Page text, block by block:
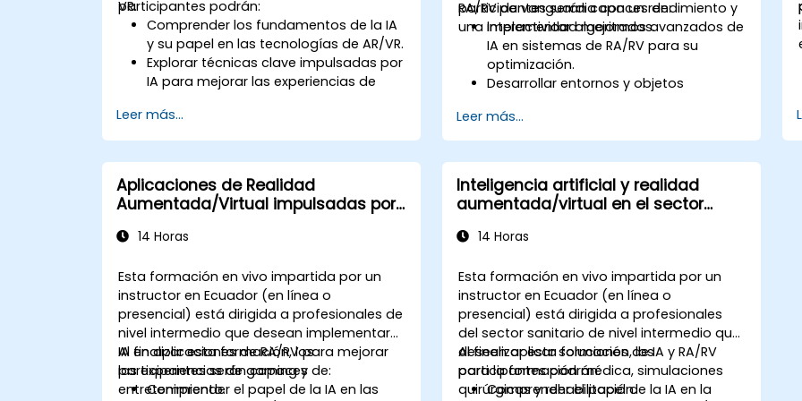
VR.
participantes podrán:
Comprender los fundamentos de la IA
y su papel en las tecnologías de AR/VR.
Explorar técnicas clave impulsadas por
IA para mejorar las experiencias de
Implementar modelos simples de IA en
aplicaciones de AR/VR.
interactividad y la experiencia del
usuario en AR/VR.
Leer más...
RA/RV de vanguardia con un rendimiento y
una interactividad mejorados.
participantes serán capaces de:
Implementar algoritmos avanzados de
IA en sistemas de RA/RV para su
optimización.
Desarrollar entornos y objetos
Aplicar el aprendizaje automático
(machine learning) para mejorar la
experiencia del usuario y la
personalización.
Optimizar el procesamiento en tiempo
real y el rendimiento utilizando IA.
Leer más...
Aplicaciones de Realidad
Aumentada/Virtual impulsadas por
14 Horas
Esta formación en vivo impartida por un
instructor en Ecuador (en línea o
presencial) está dirigida a profesionales de
nivel intermedio que desean implementar
IA en aplicaciones de RA/RV para mejorar
las experiencias de gaming y
entretenimiento.
Al finalizar esta formación, los
participantes serán capaces de:
Comprender el papel de la IA en las
Inteligencia artificial y realidad
aumentada/virtual en el sector
14 Horas
Esta formación en vivo impartida por un
instructor en Ecuador (en línea o
presencial) está dirigida a profesionales
del sector sanitario de nivel intermedio que
deseen aplicar soluciones de IA y RA/RV
para la formación médica, simulaciones
quirúrgicas y rehabilitación.
Al finalizar esta formación, los
participantes podrán:
Comprender el papel de la IA en la